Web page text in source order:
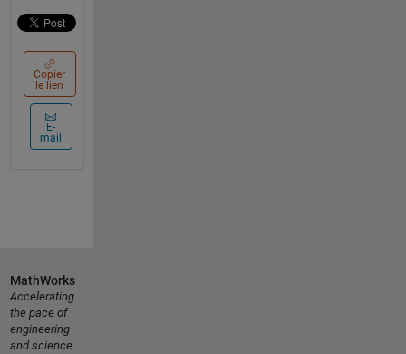
Copier
le lien
E-
mail
MathWorks
Accelerating
the pace of
engineering
and science